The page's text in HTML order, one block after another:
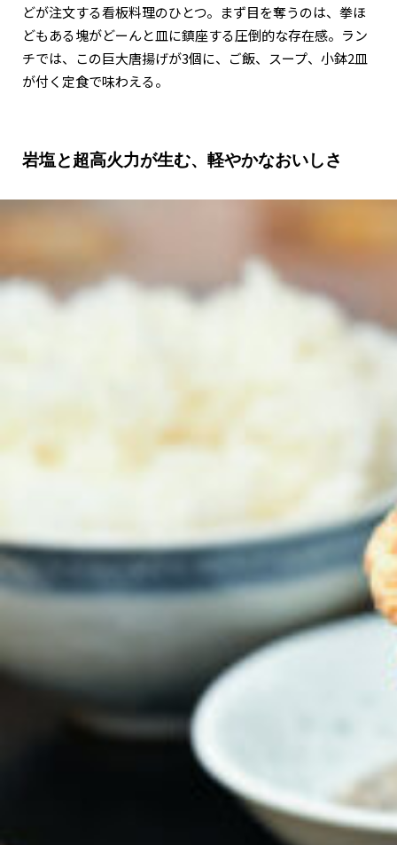
どが注文する看板料理のひとつ。まず目を奪うのは、拳ほ
どもある塊がどーんと皿に鎮座する圧倒的な存在感。ラン
チでは、この巨大唐揚げが3個に、ご飯、スープ、小鉢2皿
が付く定食で味わえる。
岩塩と超高火力が生む、軽やかなおいしさ